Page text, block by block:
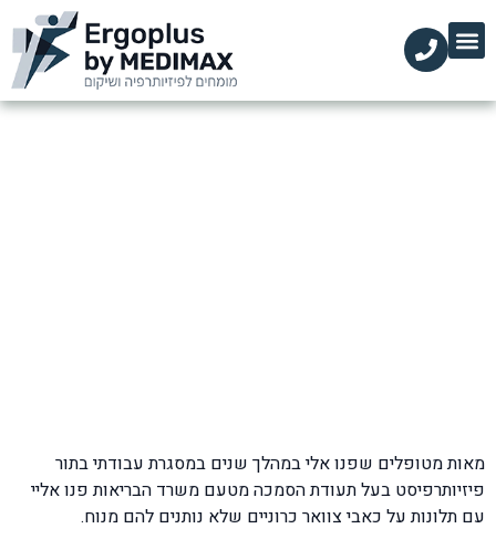
מאות מטופלים שפנו אלי במהלך שנים במסגרת עבודתי בתור
פיזיותרפיסט בעל תעודת הסמכה מטעם משרד הבריאות פנו אליי
עם תלונות על כאבי צוואר כרוניים שלא נותנים להם מנוח.